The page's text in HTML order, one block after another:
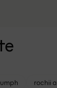
rochii